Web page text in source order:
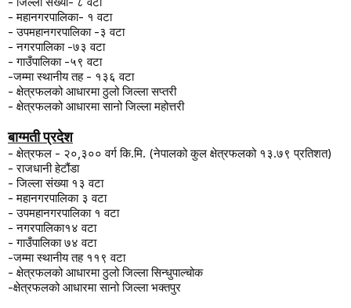
- महानगरपालिका- १ वटा
-उपमहानगरपालिका -३ वटा
-नगरपालिका -७३ वटा
- गाउँपालिका -५९ वटा
-जम्मा स्थानीय तह - १३६ वटा
- क्षेत्रफलको आधारमा ठुलो जिल्ला सप्तरी
- क्षेत्रफलको आधारमा सानो जिल्ला महोत्तरी
बाग्मती प्रदेश
- क्षेत्रफल - २०,३०० वर्ग कि.मि. (नेपालको कुल क्षेत्रफलको १३.७९ प्रतिशत)
-राजधानी हेटौंडा
-जिल्ला संख्या १३ वटा
- महानगरपालिका ३ वटा
-उपमहानगरपालिका १ वटा
-नगरपालिका१४ वटा
-गाउँपालिका ७४ वटा
-जम्मा स्थानीय तह ११९ वटा
- क्षेत्रफलको आधारमा ठुलो जिल्ला सिन्धुपाल्चोक
-क्षेत्रफलको आधारमा सानो जिल्ला भक्तपुर